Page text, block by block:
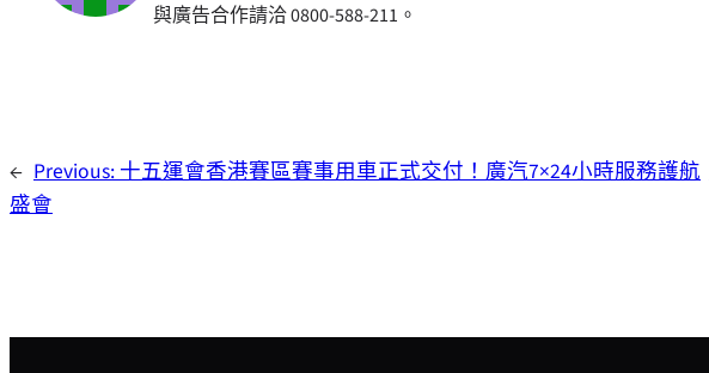
與廣告合作請洽 0800-588-211。
← Previous: 十五運會香港賽區賽事用車正式交付！廣汽7×24小時服務護航
盛會